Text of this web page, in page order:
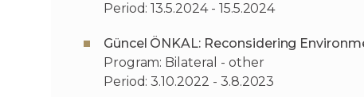
Period: 13.5.2024 - 15.5.2024
Güncel ÖNKAL: Reconsidering
Program: Bilateral - other
Period: 3.10.2022 - 3.8.2023